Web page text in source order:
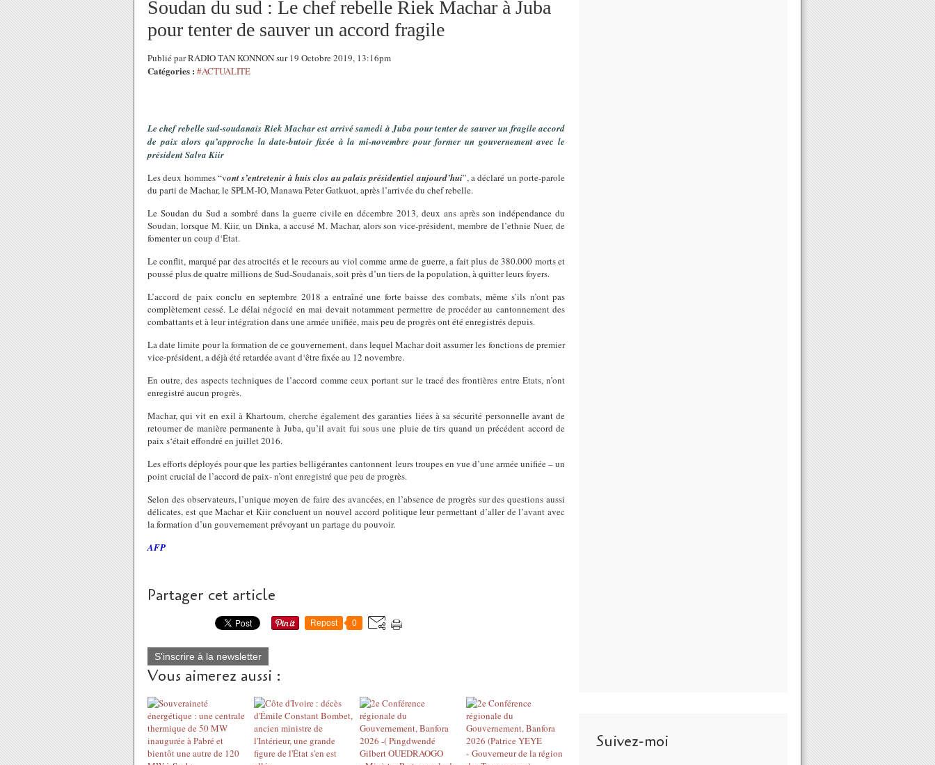
Soudan du sud : Le chef rebelle Riek Machar à Juba
pour tenter de sauver un accord fragile
Publié par RADIO TAN KONNON sur 19 Octobre 2019, 13:16pm
Catégories : #ACTUALITE
Le chef rebelle sud-soudanais Riek Machar est arrivé samedi à Juba pour tenter de sauver un fragile accord
de paix alors qu’approche la date-butoir fixée à la mi-novembre pour former un gouvernement avec le
président Salva Kiir
Les deux hommes “vont s’entretenir à huis clos au palais présidentiel aujourd’hui”, a déclaré un porte-parole
du parti de Machar, le SPLM-IO, Manawa Peter Gatkuot, après l’arrivée du chef rebelle.
Le Soudan du Sud a sombré dans la guerre civile en décembre 2013, deux ans après son indépendance du
Soudan, lorsque M. Kiir, un Dinka, a accusé M. Machar, alors son vice-président, membre de l’ethnie Nuer, de
fomenter un coup d‘État.
Le conflit, marqué par des atrocités et le recours au viol comme arme de guerre, a fait plus de 380.000 morts et
poussé plus de quatre millions de Sud-Soudanais, soit près d’un tiers de la population, à quitter leurs foyers.
L’accord de paix conclu en septembre 2018 a entraîné une forte baisse des combats, même s’ils n’ont pas
complètement cessé. Le délai négocié en mai devait notamment permettre de procéder au cantonnement des
combattants et à leur intégration dans une armée unifiée, mais peu de progrès ont été enregistrés depuis.
La date limite pour la formation de ce gouvernement, dans lequel Machar doit assumer les fonctions de premier
vice-président, a déjà été retardée avant d‘être fixée au 12 novembre.
En outre, des aspects techniques de l’accord comme ceux portant sur le tracé des frontières entre Etats, n’ont
enregistré aucun progrès.
Machar, qui vit en exil à Khartoum, cherche également des garanties liées à sa sécurité personnelle avant de
retourner de manière permanente à Juba, qu’il avait fui sous une pluie de tirs quand un précédent accord de
paix s‘était effondré en juillet 2016.
Les efforts déployés pour que les parties belligérantes cantonnent leurs troupes en vue d’une armée unifiée – un
point crucial de l’accord de paix- n’ont enregistré que peu de progrès.
Selon des observateurs, l’unique moyen de faire des avancées, en l’absence de progrès sur des questions aussi
délicates, est que Machar et Kiir concluent un nouvel accord politique leur permettant d’aller de l’avant avec
la formation d’un gouvernement prévoyant un partage du pouvoir.
AFP
Partager cet article
Repost 0
S'inscrire à la newsletter
Vous aimerez aussi :
Suivez-moi